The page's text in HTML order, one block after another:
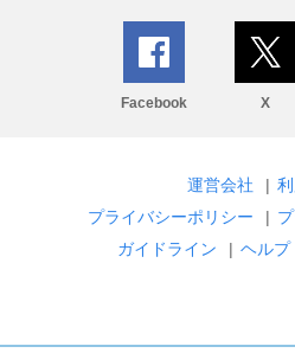
Facebook X
運営会社 |
プライバシーポリシー
|
ガイドライン
| ヘルプ